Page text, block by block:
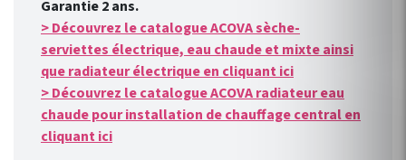
Garantie 2 ans.
> Découvrez le catalogue ACOVA sèche-
serviettes électrique, eau chaude et mixte ainsi
que radiateur électrique en cliquant ici
> Découvrez le catalogue ACOVA radiateur eau
chaude pour installation de chauffage central en
cliquant ici